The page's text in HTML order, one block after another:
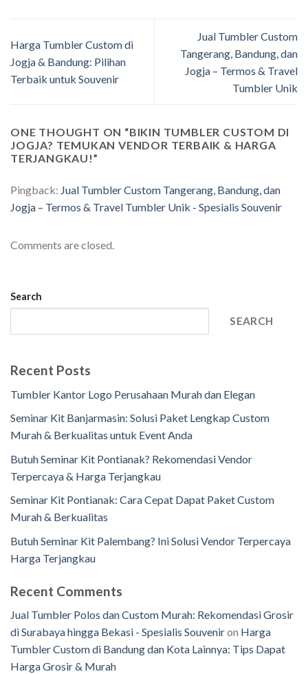
Harga Tumbler Custom di
Jogja & Bandung: Pilihan
Terbaik untuk Souvenir
Jual Tumbler Custom
Tangerang, Bandung, dan
Jogja – Termos & Travel
Tumbler Unik
ONE THOUGHT ON “BIKIN TUMBLER CUSTOM DI
JOGJA? TEMUKAN VENDOR TERBAIK & HARGA
TERJANGKAU!”
Pingback: Jual Tumbler Custom Tangerang, Bandung, dan
Jogja – Termos & Travel Tumbler Unik - Spesialis Souvenir
Comments are closed.
Search
SEARCH
Recent Posts
Tumbler Kantor Logo Perusahaan Murah dan Elegan
Seminar Kit Banjarmasin: Solusi Paket Lengkap Custom
Murah & Berkualitas untuk Event Anda
Butuh Seminar Kit Pontianak? Rekomendasi Vendor
Terpercaya & Harga Terjangkau
Seminar Kit Pontianak: Cara Cepat Dapat Paket Custom
Murah & Berkualitas
Butuh Seminar Kit Palembang? Ini Solusi Vendor Terpercaya
Harga Terjangkau
Recent Comments
Jual Tumbler Polos dan Custom Murah: Rekomendasi Grosir
di Surabaya hingga Bekasi - Spesialis Souveniron Harga
Tumbler Custom di Bandung dan Kota Lainnya: Tips Dapat
Harga Grosir & Murah